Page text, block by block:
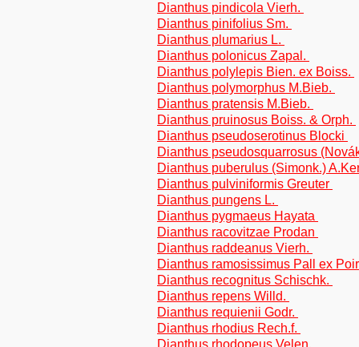
Dianthus pindicola Vierh.
Dianthus pinifolius Sm.
Dianthus plumarius L.
Dianthus polonicus Zapal.
Dianthus polylepis Bien. ex Boiss.
Dianthus polymorphus M.Bieb.
Dianthus pratensis M.Bieb.
Dianthus pruinosus Boiss. & Orph.
Dianthus pseudoserotinus Blocki
Dianthus pseudosquarrosus
Dianthus puberulus (Simonk.)
Dianthus pulviniformis Greuter
Dianthus pungens L.
Dianthus pygmaeus Hayata
Dianthus racovitzae Prodan
Dianthus raddeanus Vierh.
Dianthus ramosissimus Pall ex
Dianthus recognitus Schischk.
Dianthus repens Willd.
Dianthus requienii Godr.
Dianthus rhodius Rech.f.
Dianthus rhodopeus Velen.